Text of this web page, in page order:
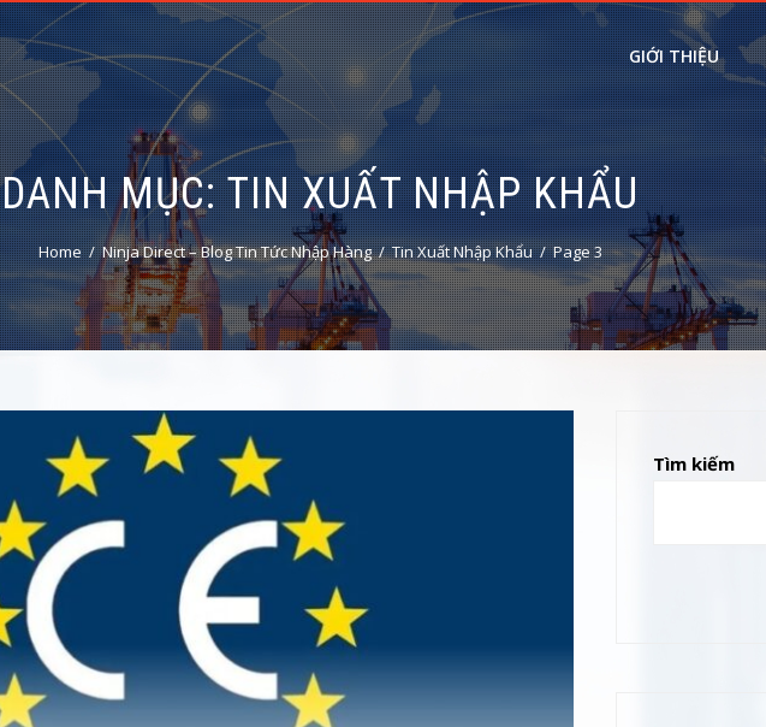
GIỚI THIỆU
DANH MỤC:TIN XUẤT NHẬP KHẨU
Home Ninja Direct – Blog Tin Tức Nhập Hàng Tin Xuất Nhập Khẩu Page 3
Tìm kiếm